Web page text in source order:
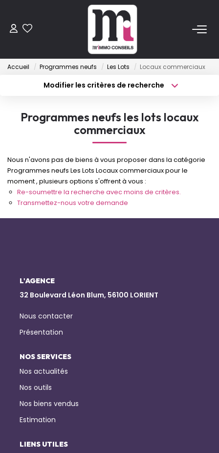
ACHETER
Anciens
Programmes Neufs
VENDRE
ESTIMER
Nous Rejoindre
Accueil Programmes neufs Les Lots Locaux commerciaux
Modifier les critères de recherche
Sélectionnez...
Type de bien
Surface min
Créer une alerte
Programmes neufs les lots locaux
commerciaux
Nous n'avons pas de biens à vous proposer dans la catégorie
Programmes neufs Les Lots Locaux commerciaux pour le
moment , plusieurs options s'offrent à vous :
Re-soumettre la recherche avec moins de critères.
Transmettez-nous votre demande
L'AGENCE
32 Boulevard Léon Blum, 56100 LORIENT
Nous contacter
Présentation
NOS SERVICES
Nos actualités
Nos outils
Nos biens vendus
Estimation
LIENS UTILES